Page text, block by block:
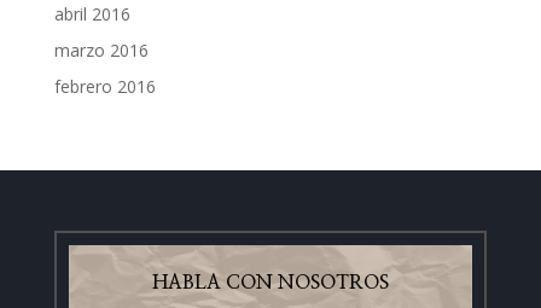
abril 2016
marzo 2016
febrero 2016
HABLA CON NOSOTROS